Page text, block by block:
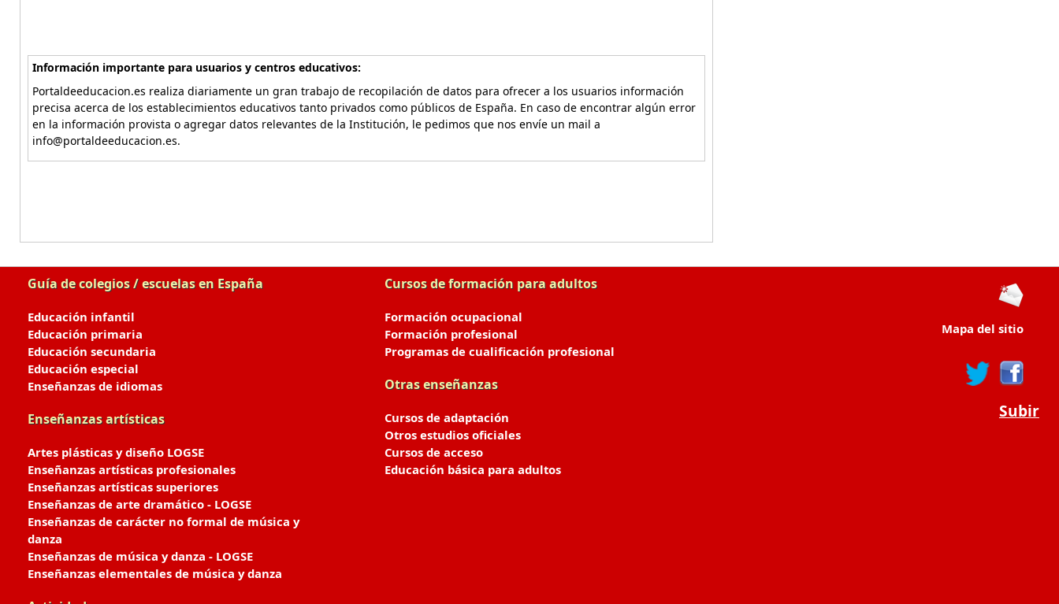
Información importante para usuarios y centros educativos:
Portaldeeducacion.es realiza diariamente un gran trabajo de recopilación de datos para ofrecer a los usuarios información
precisa acerca de los establecimientos educativos tanto privados como públicos de España. En caso de encontrar algún error
en la información provista o agregar datos relevantes de la Institución, le pedimos que nos envíe un mail a
info@portaldeeducacion.es.
Guía de colegios / escuelas en España
Educación infantil
Educación primaria
Educación secundaria
Educación especial
Enseñanzas de idiomas
Enseñanzas artísticas
Artes plásticas y diseño LOGSE
Enseñanzas artísticas profesionales
Enseñanzas artísticas superiores
Enseñanzas de arte dramático - LOGSE
Enseñanzas de carácter no formal de música y
danza
Enseñanzas de música y danza - LOGSE
Enseñanzas elementales de música y danza
Cursos de formación para adultos
Formación ocupacional
Formación profesional
Programas de cualificación profesional
Otras enseñanzas
Cursos de adaptación
Otros estudios oficiales
Cursos de acceso
Educación básica para adultos
Mapa del sitio
Subir